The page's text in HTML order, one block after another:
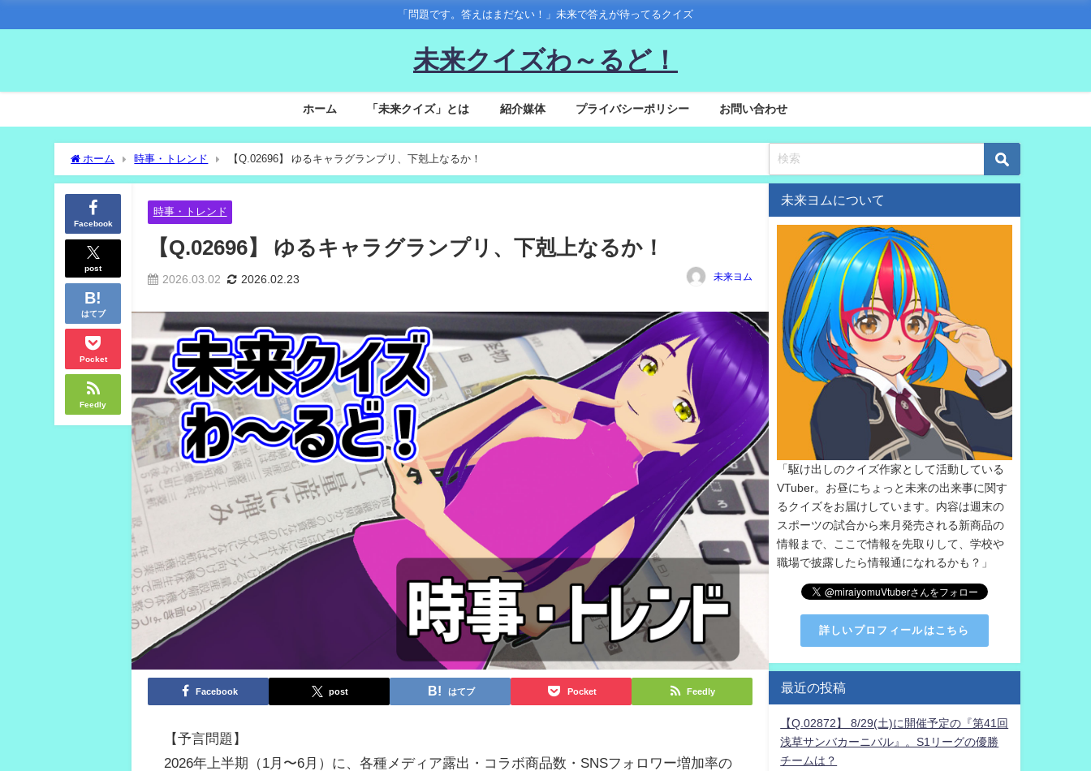
「問題です。答えはまだない！」未来で答えが待ってるクイズ
未来クイズわ～るど！
ホーム 「未来クイズ」とは 紹介媒体 プライバシーポリシー お問い合わせ
ホーム 時事・トレンド 【Q.02696】 ゆるキャラグランプリ、下剋上なるか！
Facebook
post
はてブ
Pocket
Feedly
時事・トレンド
【Q.02696】 ゆるキャラグランプリ、下剋上なるか！
2026.03.02 2026.02.23 未来ヨム
Facebook post はてブ Pocket Feedly
【予言問題】
2026年上半期（1月〜6月）に、各種メディア露出・コラボ商品数・SNSフォロワー増加率の
未来ヨムについて
「駆け出しのクイズ作家として活動している
VTuber。お昼にちょっと未来の出来事に関す
るクイズをお届けしています。内容は週末の
スポーツの試合から来月発売される新商品の
情報まで、ここで情報を先取りして、学校や
職場で披露したら情報通になれるかも？」
詳しいプロフィールはこちら
最近の投稿
【Q.02872】 8/29(土)に開催予定の『第41回
浅草サンバカーニバル』。S1リーグの優勝
チームは？